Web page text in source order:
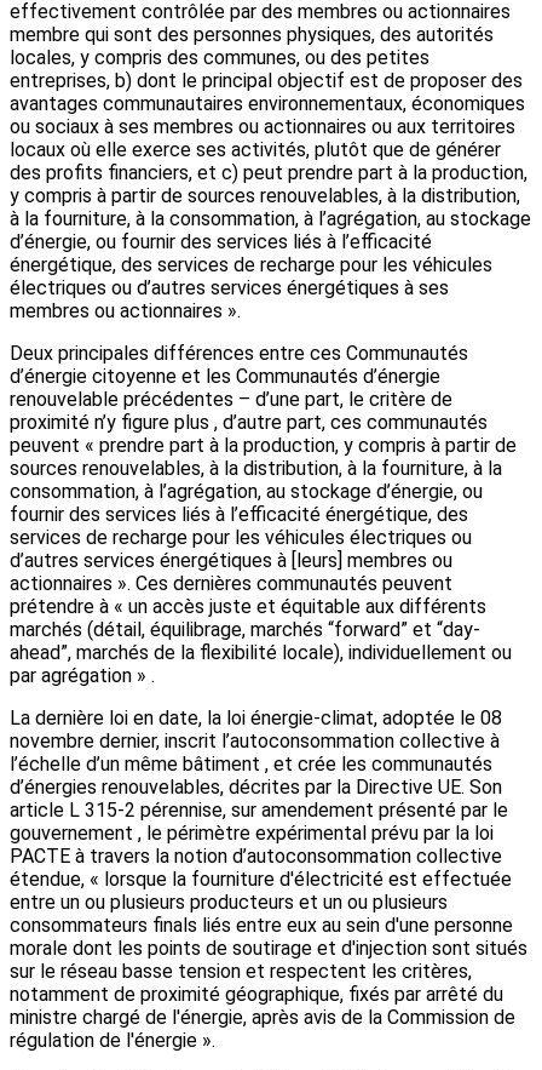
effectivement contrôlée par des membres ou actionnaires
membre qui sont des personnes physiques, des autorités
locales, y compris des communes, ou des petites
entreprises, b) dont le principal objectif est de proposer des
avantages communautaires environnementaux, économiques
ou sociaux à ses membres ou actionnaires ou aux territoires
locaux où elle exerce ses activités, plutôt que de générer
des profits financiers, et c) peut prendre part à la production,
y compris à partir de sources renouvelables, à la distribution,
à la fourniture, à la consommation, à l’agrégation, au stockage
d’énergie, ou fournir des services liés à l’efficacité
énergétique, des services de recharge pour les véhicules
électriques ou d’autres services énergétiques à ses
membres ou actionnaires ».
Deux principales différences entre ces Communautés
d’énergie citoyenne et les Communautés d’énergie
renouvelable précédentes – d’une part, le critère de
proximité n’y figure plus , d’autre part, ces communautés
peuvent « prendre part à la production, y compris à partir de
sources renouvelables, à la distribution, à la fourniture, à la
consommation, à l’agrégation, au stockage d’énergie, ou
fournir des services liés à l’efficacité énergétique, des
services de recharge pour les véhicules électriques ou
d’autres services énergétiques à [leurs] membres ou
actionnaires ». Ces dernières communautés peuvent
prétendre à « un accès juste et équitable aux différents
marchés (détail, équilibrage, marchés “forward” et “day-
ahead”, marchés de la flexibilité locale), individuellement ou
par agrégation » .
La dernière loi en date, la loi énergie-climat, adoptée le 08
novembre dernier, inscrit l’autoconsommation collective à
l’échelle d’un même bâtiment , et crée les communautés
d’énergies renouvelables, décrites par la Directive UE. Son
article L 315-2 pérennise, sur amendement présenté par le
gouvernement , le périmètre expérimental prévu par la loi
PACTE à travers la notion d’autoconsommation collective
étendue, « lorsque la fourniture d'électricité est effectuée
entre un ou plusieurs producteurs et un ou plusieurs
consommateurs finals liés entre eux au sein d'une personne
morale dont les points de soutirage et d'injection sont situés
sur le réseau basse tension et respectent les critères,
notamment de proximité géographique, fixés par arrêté du
ministre chargé de l'énergie, après avis de la Commission de
régulation de l'énergie ».